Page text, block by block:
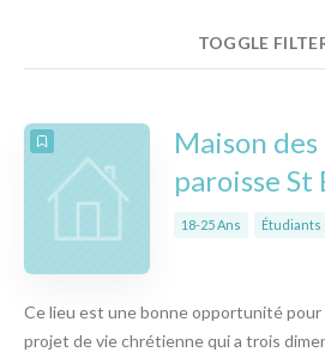
TOGGLE
NOMBRE 10
Maison des
paroisse St
18-25 Ans Étudiants
Ce lieu est une bonne opportunité
projet de vie chrétienne qui a trois